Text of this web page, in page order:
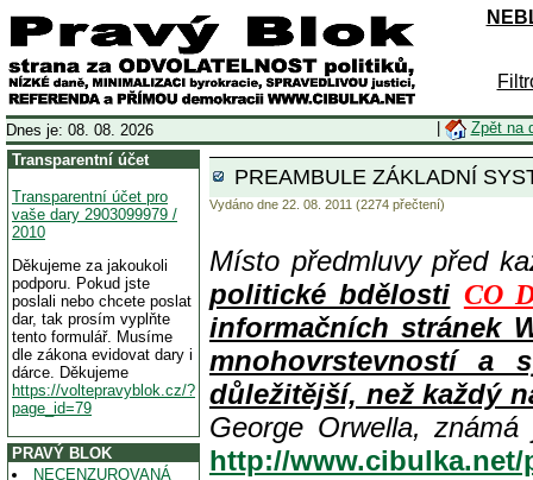
Dnes je: 08. 08. 2026
Zpět na
Transparentní účet
Transparentní účet pro
vaše dary 2903099979 /
2010
Děkujeme za jakoukoli
podporu. Pokud jste
poslali nebo chcete poslat
dar, tak prosím vyplňte
tento formulář. Musíme
dle zákona evidovat dary i
dárce. Děkujeme
https://voltepravyblok.cz/?
page_id=79
PRAVÝ BLOK
NECENZUROVANÁ
PREAMBULE ZÁKLADNÍ
Vydáno dne 22. 08. 2011 (2274 přečtení)
Místo předmluvy před
politické bdělosti CO
informačních stránek
mnohovrstevností a
důležitější, než každý
George Orwella,
http://www.cibulka.net/